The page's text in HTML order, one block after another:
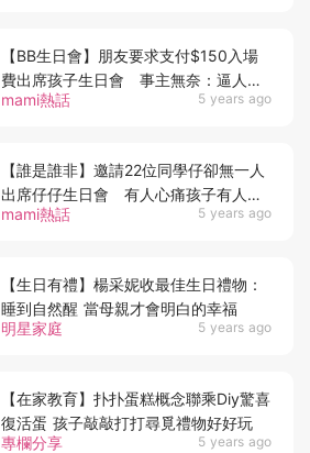
mami熱話 5 years ago
【BB生日會】朋友要求支付$150入場
費出席孩子生日會 事主無奈：逼人夾
錢幫你個女慶祝？
mami熱話 5 years ago
【誰是誰非】邀請22位同學仔卻無一人
出席仔仔生日會 有人心痛孩子有人反
批評媽媽安排
明星家庭 5 years ago
【生日有禮】楊采妮收最佳生日禮物：
睡到自然醒 當母親才會明白的幸福
專欄分享 5 years ago
【在家教育】扑扑蛋糕概念聯乘Diy驚喜
復活蛋 孩子敲敲打打尋覓禮物好好玩